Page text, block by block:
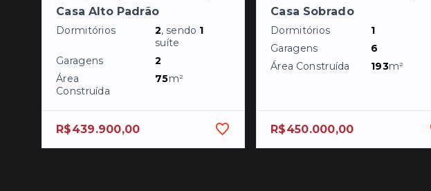
Casa Alto Padrão
Dormitórios 2, sendo 1
suíte
Garagens
2
Área
Construída
75m²
R$439.900,00
Casa Sobrado
Dormitórios
1
Garagens
6
Área Construída
193m²
R$450.000,00